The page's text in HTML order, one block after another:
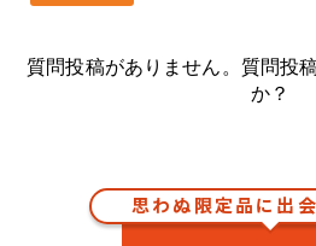
質問投稿がありません。質問投
か？
思わぬ限定品に出会